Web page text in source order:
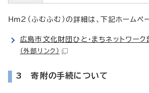
Hm2（ふむふむ）の詳細は、下記ホームペ
広島市文化財団ひと・まちネットワー
（外部リンク）
3 寄附の手続について